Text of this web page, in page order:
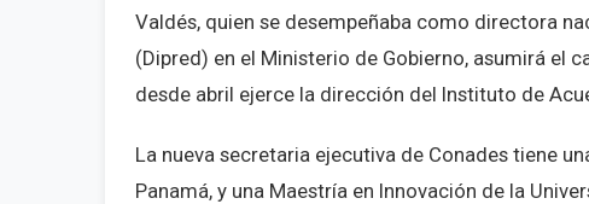
Valdés, quien se desempeñaba como directora
(Dipred) en el Ministerio de Gobierno, asumirá el
desde abril ejerce la dirección del Instituto de
La nueva secretaria ejecutiva de Conades tiene
Panamá, y una Maestría en Innovación de la